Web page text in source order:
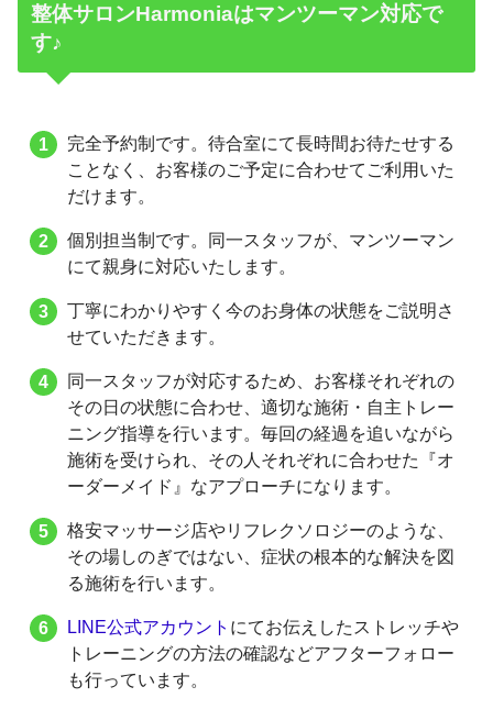
整体サロンHarmoniaはマンツーマン対応で
す♪
完全予約制です。待合室にて長時間お待たせする
ことなく、お客様のご予定に合わせてご利用いた
だけます。
個別担当制です。同一スタッフが、マンツーマン
にて親身に対応いたします。
丁寧にわかりやすく今のお身体の状態をご説明さ
せていただきます。
同一スタッフが対応するため、お客様それぞれの
その日の状態に合わせ、適切な施術・自主トレー
ニング指導を行います。毎回の経過を追いながら
施術を受けられ、その人それぞれに合わせた『オ
ーダーメイド』なアプローチになります。
格安マッサージ店やリフレクソロジーのような、
その場しのぎではない、症状の根本的な解決を図
る施術を行います。
LINE公式アカウント にてお伝えしたストレッチや
トレーニングの方法の確認などアフターフォロー
も行っています。